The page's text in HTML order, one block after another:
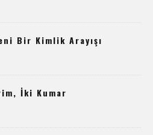
Bir Kimlik Arayışı
İki Kumar